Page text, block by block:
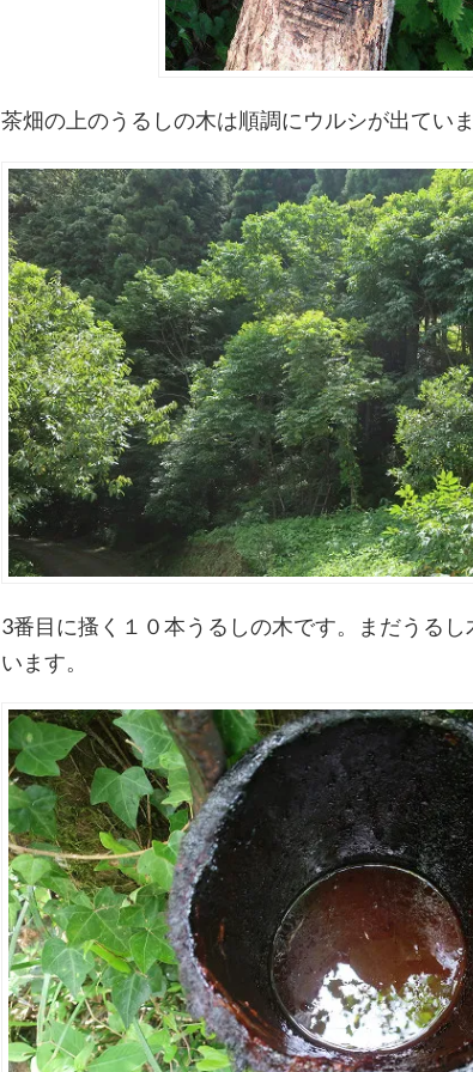
茶畑の上のうるしの木は順調にウルシが出てい
3番目に搔く１０本うるしの木です。まだうる
います。